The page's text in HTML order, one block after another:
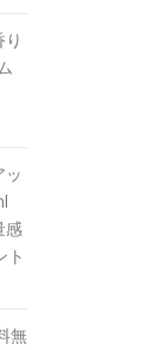
感
ト
無